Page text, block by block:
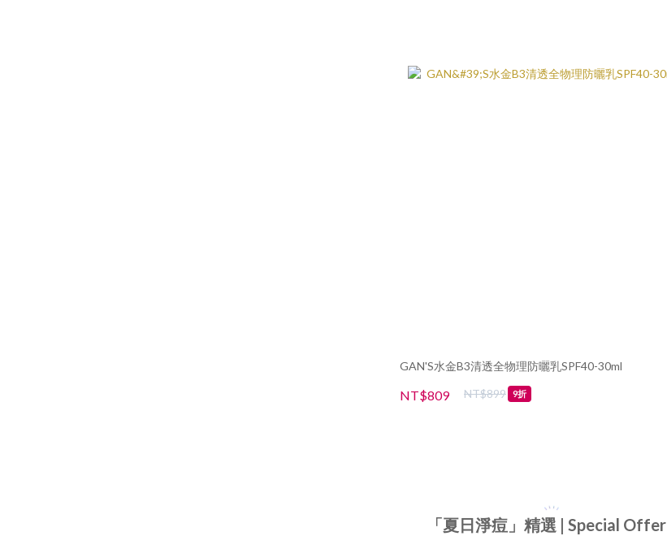
GAN'S水金B3清透全物理防曬乳SPF40-30ml
NT$809 NT$899 9折
「夏日淨痘」精選 | Special Offer